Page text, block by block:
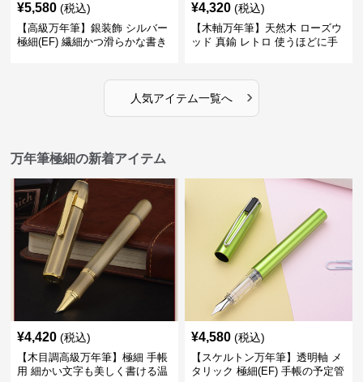
¥5,580 (税込)
【高級万年筆】銀装飾 シルバー
極細(EF) 繊細かつ滑らかな書き
¥4,320 (税込)
【木軸万年筆】天然木 ローズウ
ッド 真鍮 レトロ 使うほどに手
人気アイテム一覧へ ›
万年筆極細の新着アイテム
¥4,420 (税込)
【木目調高級万年筆】極細 手帳
用 細かい文字も美しく書ける温
¥4,580 (税込)
【スケルトン万年筆】透明軸 メ
タリック 極細(EF) 手帳の予定管